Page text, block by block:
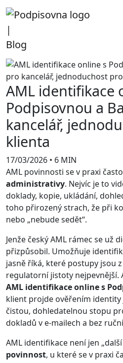
|
Blog
AML identifikace
Podpisovnou a
kancelář,
klienta
17/03/2026 • 6 MIN
AML povinnosti se v praxi
administrativy. Nejvíc je to
doklady, kopie, ukládání,
toho přirozený strach, že při
nebo „nebude sedět“.
Jenže český AML rámec se už
přizpůsobil. Umožňuje
jasně říká, které postupy jsou
regulatorní jistoty nejpevnější.
AML identifikace online s
klient projde ověřením identity
čistou, dohledatelnou stopu
dokladů v e-mailech a bez
AML identifikace není jen
povinnost, u které se v praxi